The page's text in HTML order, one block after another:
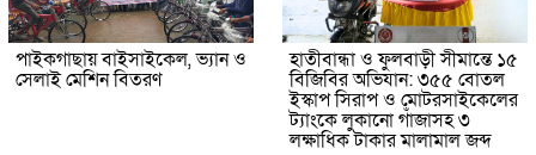
পাইকগাছায় বাইসাইকেল, ভ্যান ও
সেলাই মেশিন বিতরণ
হাতীবান্ধা ও ফুলবাড়ী সীমান্তে ১৫
বিজিবির অভিযান: ৩৫৫ বোতল
ইস্কাপ সিরাপ ও মোটরসাইকেলের
ট্যাংকে লুকানো গাঁজাসহ ৩
লক্ষাধিক টাকার মালামাল জব্দ